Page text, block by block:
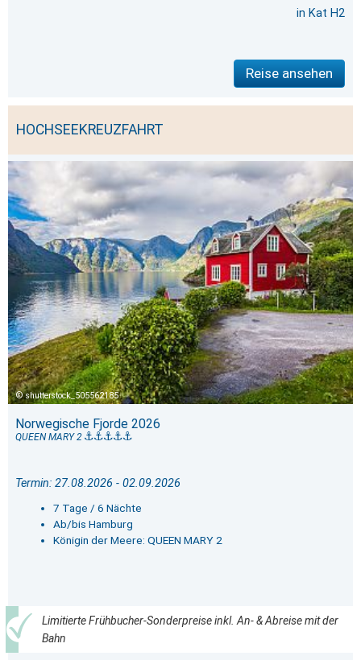
in Kat H2
Reise ansehen
HOCHSEEKREUZFAHRT
shutterstock_505562185
Norwegische Fjorde 2026
QUEEN MARY 2
Termin: 27.08.2026 - 02.09.2026
7 Tage / 6 Nächte
Ab/bis Hamburg
Königin der Meere: QUEEN MARY 2
Limitierte Frühbucher-Sonderpreise inkl. An- & Abreise mit der
Bahn